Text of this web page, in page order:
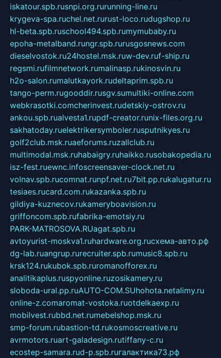
iskatour.spb.rusnpi.org.rurunning-line.ru
krygeva-spa.ruchel.net.rurust-loco.rudugshop.ru
hl-beta.spb.ruschool494.spb.rumymubaby.ru
epoha-metalband.rungr.spb.rurusgosnews.com
dieselvostok.ru24hostel.msk.ruw-dev.ruf-ship.ru
regsmi.rufilmnetwork.rumalinasp.rukinosvin.ru
h2o-salon.rumalutkayork.rudeltaprim.spb.ru
tango-perm.rugooddir.rusgv.sumultiki-online.com
webkrasotki.comcherinvest.rudetskiy-ostrov.ru
ankou.spb.rualvesta1.rupdf-creator.runix-files.org.ru
sakhatoday.ruelektrikersymboler.rusputnikyes.ru
golf2club.msk.ruaeforums.ruzallclub.ru
multimodal.msk.ruhabaigry.ruhaikko.rusobakopedia.ru
isz-fest.ruewnc.infoscreensaver-clock.net.ru
volnav.spb.rucomnat.runpf.net.ru7bit.pp.rukalugatur.ru
tesiaes.rucard.com.rukazanka.spb.ru
gildiya-kuznecov.rukameryboavision.ru
griffoncom.spb.rufabrika-emotsiy.ru
PARK-MATROSOVA.RUagat.spb.ru
avtoyurist-moskva1.ruhardware.org.ruсхема-авто.рф
dg-lab.ruangrup.rurecruiter.spb.rumusic8.spb.ru
krsk124.rukubok.spb.ruromanofforex.ru
analitikaplus.ruspyonline.ruzosikamery.ru
sloboda-ural.pp.ruAUTO-COM.SUhohota.netalimy.ru
online-z.comaromat-vostoka.ruotdelkaexp.ru
mobilvest.rubbd.net.rumebelshop.msk.ru
smp-forum.rubastion-td.rukosmoscreative.ru
avrmotors.ruart-galadesign.rutiffany-c.ru
ecostep-samara.rud-p.spb.ruгалактика73.рф